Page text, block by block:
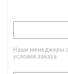
Наши менеджеры
условия заказа